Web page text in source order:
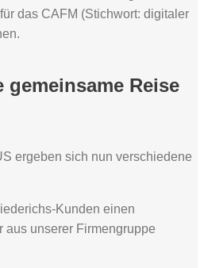
das CAFM (Stichwort: digitaler
Reise
ergeben sich nun verschiedene
Kunden einen
unserer Firmengruppe